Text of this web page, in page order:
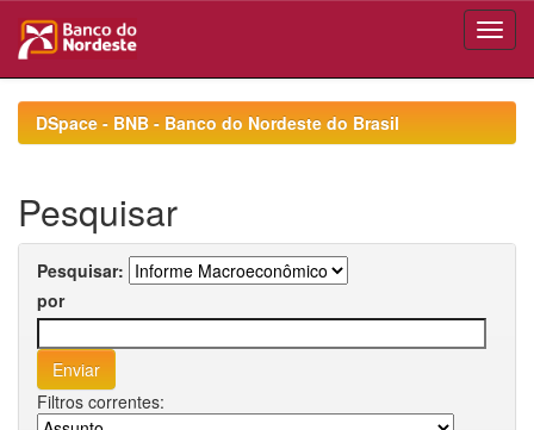
navigationDSpace - BNB - Banco do Nordeste do Brasil
Pesquisar
Pesquisar:
por
Filtros correntes: